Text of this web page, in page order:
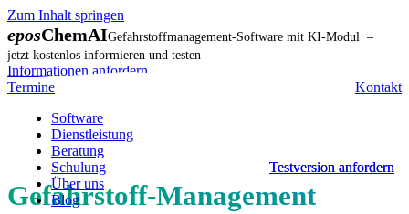
Zum Inhalt springen
eposChemAIGefahrstoffmanagement-Software mit KI-Modul –
jetzt kostenlos informieren und testen
Informationen anfordern
Termine
Kontakt
Software
Dienstleistung
Beratung
Schulung
Über uns
Blog
Testversion anfordern
Testversion anfordern
Gefahrstoff-Management